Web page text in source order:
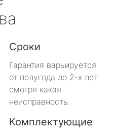
Сроки
Гарантия варьируется
от полугода до 2-х лет
смотря какая
неисправность.
Комплектующие